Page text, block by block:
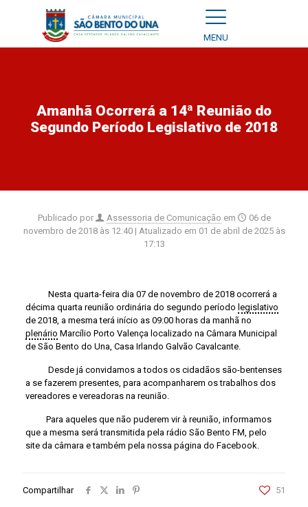
MENU
Amanhã Ocorrerá a 14ª Reunião do
Segundo Período Legislativo de 2018
Publicado por Assessoria de Comunicação em
06 de
novembro de 2018 às 12:40 | Atualizado em 01 de abril de 2025 às
17:13
Nesta quarta-feira dia 07 de novembro de 2018 ocorrerá a
décima quarta reunião ordinária do segundo período legislativo
de 2018, a mesma terá início as 09:00 horas da manhã no
plenário Marcílio Porto Valença localizado na Câmara Municipal
de São Bento do Una, Casa Irlando Galvão Cavalcante.
Desde já convidamos a todos os cidadãos são-bentenses
a se fazerem presentes, para acompanharem os trabalhos dos
vereadores e vereadoras na reunião.
Para aqueles que não puderem vir à reunião, informamos
que a mesma será transmitida pela rádio São Bento FM, pelo
site da câmara e também pela nossa página do Facebook.
Compartilhar 51